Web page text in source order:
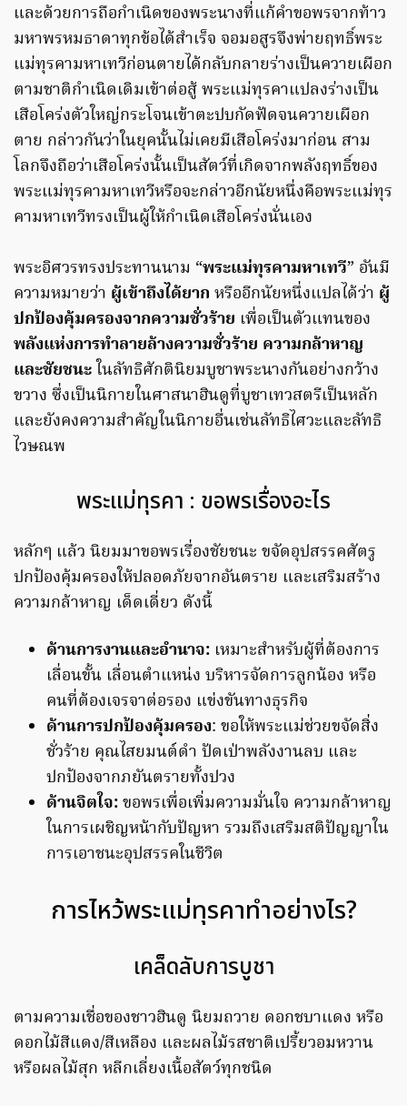
และด้วยการถือกำเนิดของพระนางที่แก้คำขอพรจากท้าว
มหาพรหมธาดาทุกข้อได้สำเร็จ จอมอสูรจึงพ่ายฤทธิ์พระ
แม่ทุรคามหาเทวีก่อนตายได้กลับกลายร่างเป็นควายเผือก
ตามชาติกำเนิดเดิมเข้าต่อสู้ พระแม่ทุรคาแปลงร่างเป็น
เสือโคร่งตัวใหญ่กระโจนเข้าตะปบกัดฟัดจนควายเผือก
ตาย กล่าวกันว่าในยุคนั้นไม่เคยมีเสือโคร่งมาก่อน สาม
โลกจึงถือว่าเสือโคร่งนั้นเป็นสัตว์ที่เกิดจากพลังฤทธิ์ของ
พระแม่ทุรคามหาเทวีหรือจะกล่าวอีกนัยหนึ่งคือพระแม่ทุร
คามหาเทวีทรงเป็นผู้ให้กำเนิดเสือโคร่งนั่นเอง
พระอิศวรทรงประทานนาม “พระแม่ทุรคามหาเทวี” อันมี
ความหมายว่า ผู้เข้าถึงได้ยาก หรืออีกนัยหนึ่งแปลได้ว่า ผู้
ปกป้องคุ้มครองจากความชั่วร้าย เพื่อเป็นตัวแทนของ
พลังแห่งการทำลายล้างความชั่วร้าย ความกล้าหาญ
และชัยชนะในลัทธิศักตินิยมบูชาพระนางกันอย่างกว้าง
ขวาง ซึ่งเป็นนิกายในศาสนาฮินดูที่บูชาเทวสตรีเป็นหลัก
และยังคงความสำคัญในนิกายอื่นเช่นลัทธิไศวะและลัทธิ
ไวษณพ
พระแม่ทุรคา : ขอพรเรื่องอะไร
หลักๆ แล้ว นิยมมาขอพรเรื่องชัยชนะ ขจัดอุปสรรคศัตรู
ปกป้องคุ้มครองให้ปลอดภัยจากอันตราย และเสริมสร้าง
ความกล้าหาญ เด็ดเดี่ยว ดังนี้
ด้านการงานและอำนาจ: เหมาะสำหรับผู้ที่ต้องการ
เลื่อนขั้น เลื่อนตำแหน่ง บริหารจัดการลูกน้อง หรือ
คนที่ต้องเจรจาต่อรอง แข่งขันทางธุรกิจ
ด้านการปกป้องคุ้มครอง: ขอให้พระแม่ช่วยขจัดสิ่ง
ชั่วร้าย คุณไสยมนต์ดำ ปัดเป่าพลังงานลบ และ
ปกป้องจากภยันตรายทั้งปวง
ด้านจิตใจ:ขอพรเพื่อเพิ่มความมั่นใจ ความกล้าหาญ
ในการเผชิญหน้ากับปัญหา รวมถึงเสริมสติปัญญาใน
การเอาชนะอุปสรรคในชีวิต
การไหว้พระแม่ทุรคาทําอย่างไร?
เคล็ดลับการบูชา
ตามความเชื่อของชาวฮินดู นิยมถวาย ดอกชบาแดง หรือ
ดอกไม้สีแดง/สีเหลือง และผลไม้รสชาติเปรี้ยวอมหวาน
หรือผลไม้สุก หลีกเลี่ยงเนื้อสัตว์ทุกชนิด